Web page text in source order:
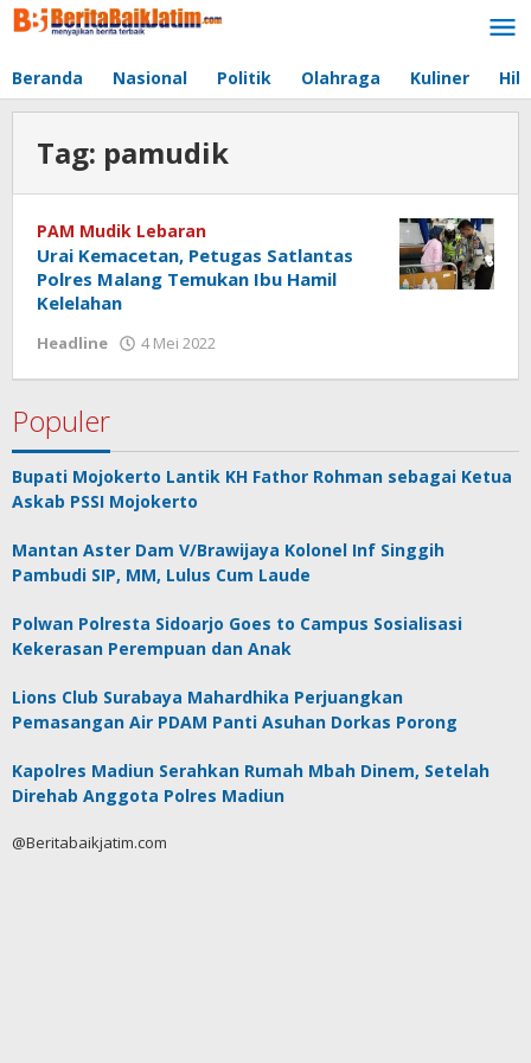
Lewati
ke
Beranda Nasional Politik Olahraga Kuliner
Tag: pamudik
PAM Mudik Lebaran
Urai Kemacetan, Petugas Satlantas
Polres Malang Temukan Ibu Hamil
Kelelahan
Headline 4 Mei 2022
Populer
Bupati Mojokerto Lantik KH Fathor Rohman sebagai Ketua
Askab PSSI Mojokerto
Mantan Aster Dam V/Brawijaya Kolonel Inf Singgih
Pambudi SIP, MM, Lulus Cum Laude
Polwan Polresta Sidoarjo Goes to Campus Sosialisasi
Kekerasan Perempuan dan Anak
Lions Club Surabaya Mahardhika Perjuangkan
Pemasangan Air PDAM Panti Asuhan Dorkas Porong
Kapolres Madiun Serahkan Rumah Mbah Dinem, Setelah
Direhab Anggota Polres Madiun
@Beritabaikjatim.com